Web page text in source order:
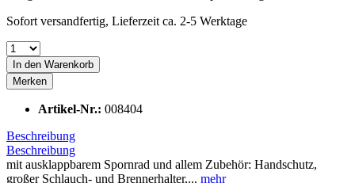
Sofort versandfertig, Lieferzeit ca. 2-5 Werktage
In den Warenkorb
Merken
Artikel-Nr.: 008404
Beschreibung
Beschreibung
mit ausklappbarem Spornrad und allem Zubehör: Handschutz,
großer Schlauch- und Brennerhalter,... mehr